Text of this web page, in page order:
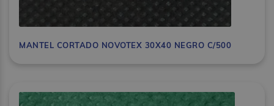
MANTEL CORTADO NOVOTEX 30X40 NEGRO C/500